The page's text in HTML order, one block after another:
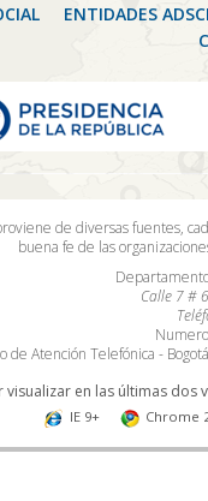
ENTIDADES
de diversas fuentes,
buena fe de las
Calle 7 #
de Atención Telefónica -
en las últimas
IE 9+ Chrome